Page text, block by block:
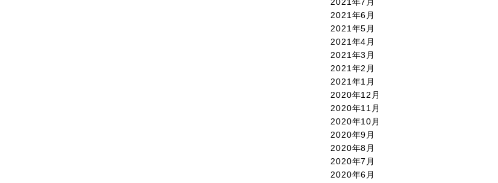
2021年6月
2021年5月
2021年4月
2021年3月
2021年2月
2021年1月
2020年12月
2020年11月
2020年10月
2020年9月
2020年8月
2020年7月
2020年6月